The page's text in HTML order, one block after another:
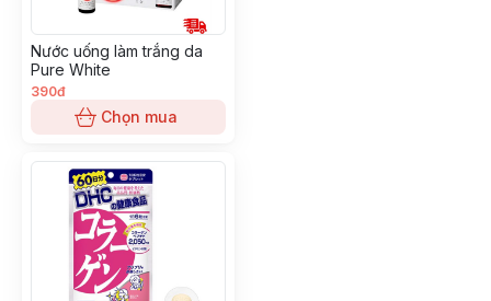
Nước uống làm trắng da
Pure White
390đ
Chọn mua